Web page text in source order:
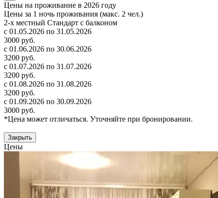
Цены на проживание в 2026 году
Цены за 1 ночь проживания (макс. 2 чел.)
2-х местный Стандарт с балконом
с 01.05.2026 по 31.05.2026
3000 руб.
с 01.06.2026 по 30.06.2026
3200 руб.
с 01.07.2026 по 31.07.2026
3200 руб.
с 01.08.2026 по 31.08.2026
3200 руб.
с 01.09.2026 по 30.09.2026
3000 руб.
*Цена может отличаться. Уточняйте при бронировании.
Закрыть
Цены